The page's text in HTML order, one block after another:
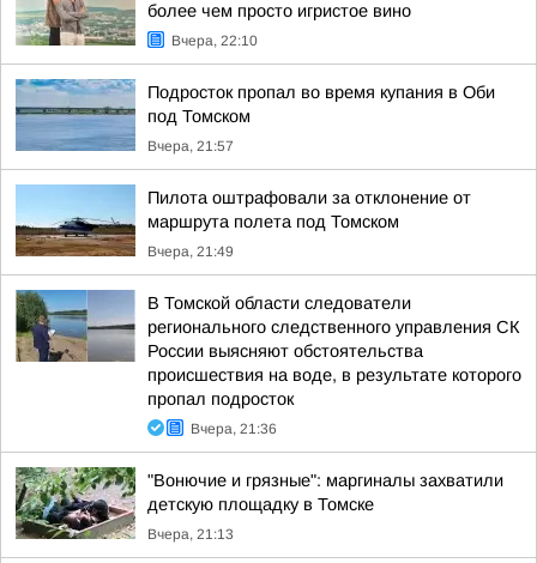
более чем просто игристое вино
Вчера, 22:10
Подросток пропал во время купания в Оби
под Томском
Вчера, 21:57
Пилота оштрафовали за отклонение от
маршрута полета под Томском
Вчера, 21:49
В Томской области следователи
регионального следственного управления СК
России выясняют обстоятельства
происшествия на воде, в результате которого
пропал подросток
Вчера, 21:36
"Вонючие и грязные": маргиналы захватили
детскую площадку в Томске
Вчера, 21:13